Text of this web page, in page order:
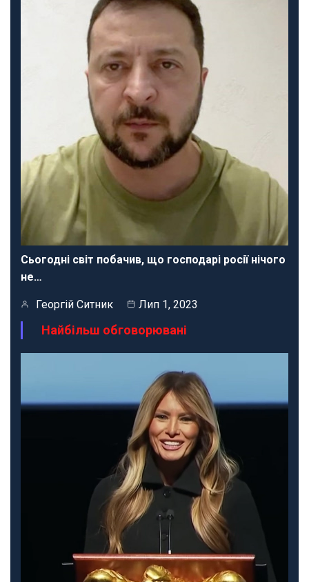
Сьогодні світ побачив, що господарі росії нічого
не…
Георгій Ситник Лип 1, 2023
Найбільш обговорювані